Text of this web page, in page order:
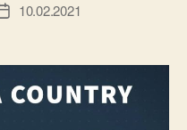
Дата10.02.2021